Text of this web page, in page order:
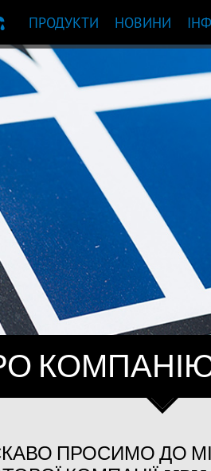
ЩОДО ПРОДУКТУ
ПРОДУКТИ НОВИНИ
КОМПАНІЮ
ПРОСИМО ДО